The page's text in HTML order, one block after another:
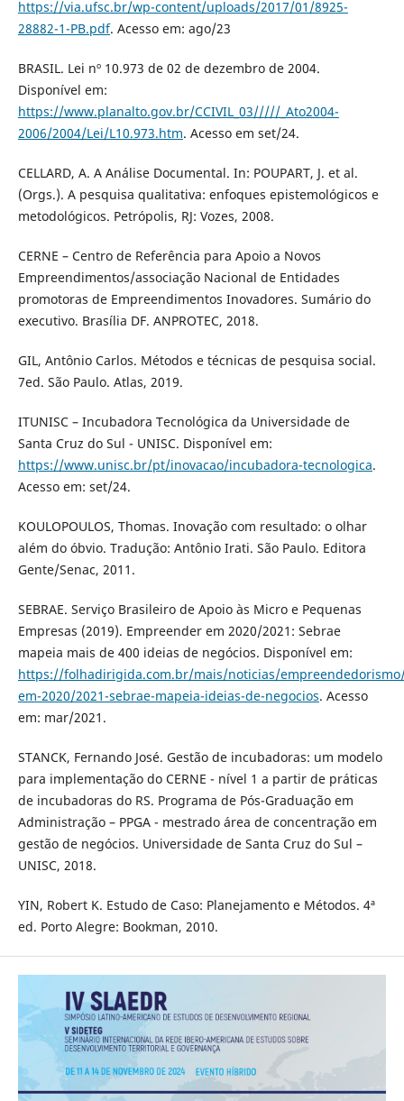
https://via.ufsc.br/wp-content/uploads/2017/01/8925-
28882-1-PB.pdf. Acesso em: ago/23
BRASIL. Lei nº 10.973 de 02 de dezembro de 2004.
Disponível em:
https://www.planalto.gov.br/CCIVIL_03/////_Ato2004-
2006/2004/Lei/L10.973.htm. Acesso em set/24.
CELLARD, A. A Análise Documental. In: POUPART, J. et al.
(Orgs.). A pesquisa qualitativa: enfoques epistemológicos e
metodológicos. Petrópolis, RJ: Vozes, 2008.
CERNE – Centro de Referência para Apoio a Novos
Empreendimentos/associação Nacional de Entidades
promotoras de Empreendimentos Inovadores. Sumário do
executivo. Brasília DF. ANPROTEC, 2018.
GIL, Antônio Carlos. Métodos e técnicas de pesquisa social.
7ed. São Paulo. Atlas, 2019.
ITUNISC – Incubadora Tecnológica da Universidade de
Santa Cruz do Sul - UNISC. Disponível em:
https://www.unisc.br/pt/inovacao/incubadora-tecnologica.
Acesso em: set/24.
KOULOPOULOS, Thomas. Inovação com resultado: o olhar
além do óbvio. Tradução: Antônio Irati. São Paulo. Editora
Gente/Senac, 2011.
SEBRAE. Serviço Brasileiro de Apoio às Micro e Pequenas
Empresas (2019). Empreender em 2020/2021: Sebrae
mapeia mais de 400 ideias de negócios. Disponível em:
https://folhadirigida.com.br/mais/noticias/
em-2020/2021-sebrae-mapeia-ideias-de-negocios. Acesso
em: mar/2021.
STANCK, Fernando José. Gestão de incubadoras: um modelo
para implementação do CERNE - nível 1 a partir de práticas
de incubadoras do RS. Programa de Pós-Graduação em
Administração – PPGA - mestrado área de concentração em
gestão de negócios. Universidade de Santa Cruz do Sul –
UNISC, 2018.
YIN, Robert K. Estudo de Caso: Planejamento e Métodos. 4ª
ed. Porto Alegre: Bookman, 2010.